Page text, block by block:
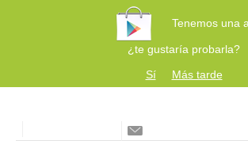
Tenemos una
¿te gustaría probarla?
Sí
Más tarde